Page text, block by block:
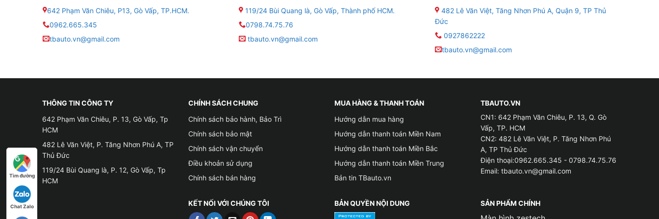
khỏe của người ngồi bên trong và không gian nội thất của xe VinFast VF3.
✦ Giúp xe có thể tiết kiệm năng lượng
– Điều hòa chính là một trong những bộ phận trên xe tiêu thụ nhiều điện năng nhất, chỉ sau động cơ. Vào mùa hè, bạn sẽ phải bật điều hòa liên tục với
bên trong xe được mát mẻ, từ đó không phải bật điều hòa công suất quá lớn và giúp tiết kiệm được năng lượng cho xe.
642 Phạm Văn Chiêu, P13, Gò Vấp, TP.HCM.
0962.665.345
tbauto.vn@gmail.com
119/24 Bùi Quang là, Gò Vấp, Thành phố HCM.
0798.74.75.76
tbauto.vn@gmail.com
482 Lê Văn Việt, Tăng Nhơn Phú A, Quận 9, TP Thủ
Đức
0927862222
tbauto.vn@gmail.com
THÔNG TIN CÔNG TY
642 Phạm Văn Chiêu, P. 13, Gò Vấp, Tp
HCM
482 Lê Văn Việt, P. Tăng Nhơn Phú A, TP
Thủ Đức
119/24 Bùi Quang là, P. 12, Gò Vấp, Tp
HCM
CHÍNH SÁCH CHUNG
Chính sách bảo hành, Bảo Trì
Chính sách bảo mật
Chính sách vận chuyển
Điều khoản sử dụng
Chính sách bán hàng
MUA HÀNG & THANH TOÁN
Hướng dẫn mua hàng
Hướng dẫn thanh toán Miền Nam
Hướng dẫn thanh toán Miền Bắc
Hướng dẫn thanh toán Miền Trung
Bản tin TBauto.vn
TBAUTO.VN
CN1: 642 Phạm Văn Chiêu, P. 13, Q. Gò
Vấp, TP. HCM
CN2: 482 Lê Văn Việt, P. Tăng Nhơn Phú
A, TP Thủ Đức
Điện thoại:0962.665.345 - 0798.74.75.76
Email: tbauto.vn@gmail.com
KẾT NỐI VỚI CHÚNG TÔI BẢN QUYỀN NỘI DUNG SẢN PHẨM CHÍNH
Tìm đường
Chat Zalo